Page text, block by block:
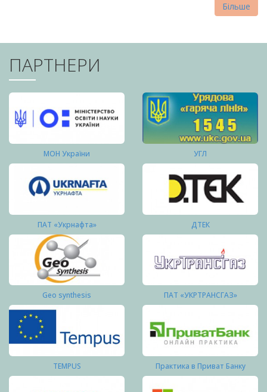
Більше
ПАРТНЕРИ
МОН України УГЛ
ПАТ «Укрнафта» ДТЕК
Geo synthesis ПАТ «УКРТРАНСГАЗ»
TEMPUS Практика в Приват Банку